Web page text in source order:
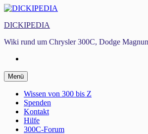
Zum
springen
DICKIPEDIA
Wiki rund um Chrysler 300C, Dodge
Menü Zum
Inhalt
springen
Wissen von 300 bis Z
Spenden
Kontakt
Hilfe
300C-Forum